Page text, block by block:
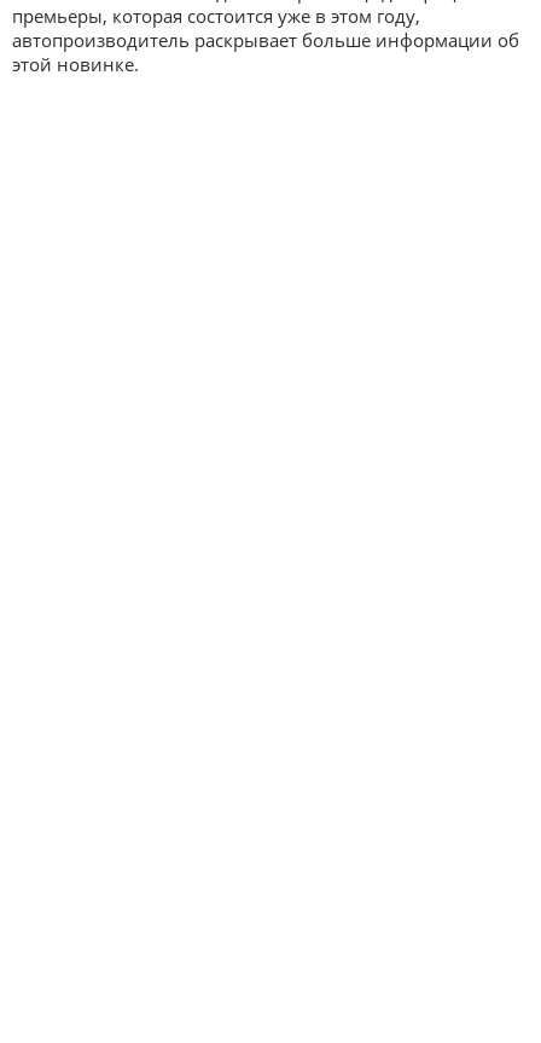
премьеры, которая состоится уже в этом году,
автопроизводитель раскрывает больше информации об
этой новинке.